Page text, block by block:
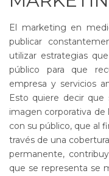
El marketing en
publicar
utilizar estrategias
público para que
empresa y servicios
Esto quiere decir que
imagen corporativa de
con su público, que al
través de una
permanente,
que se representa se